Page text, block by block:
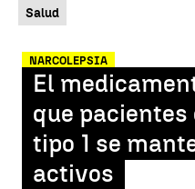
Salud
NARCOLEPSIA
El
que
tipo 1 se
activos